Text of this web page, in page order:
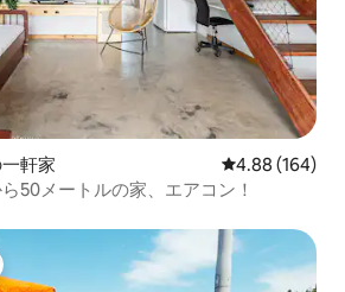
軒家 レビュー164
4.88 (164)
50メートルの家、エアコン！
スです。